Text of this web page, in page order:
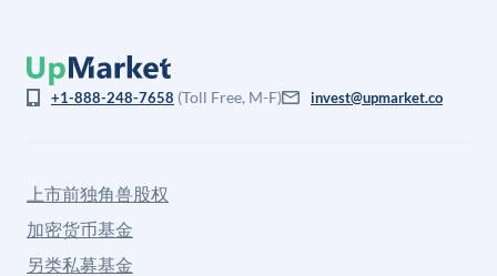
+1-888-248-7658 (Toll Free, M-F) invest@upmarket.co
上市前独角兽股权
加密货币基金
另类私募基金